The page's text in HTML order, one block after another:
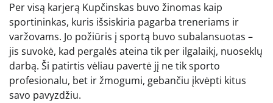
Per visą karjerą Kupčinskas buvo žinomas kaip
sportininkas, kuris išsiskiria pagarba treneriams ir
varžovams. Jo požiūris į sportą buvo subalansuotas –
jis suvokė, kad pergalės ateina tik per ilgalaikį, nuoseklų
darbą. Ši patirtis vėliau pavertė jį ne tik sporto
profesionalu, bet ir žmogumi, gebančiu įkvėpti kitus
savo pavyzdžiu.